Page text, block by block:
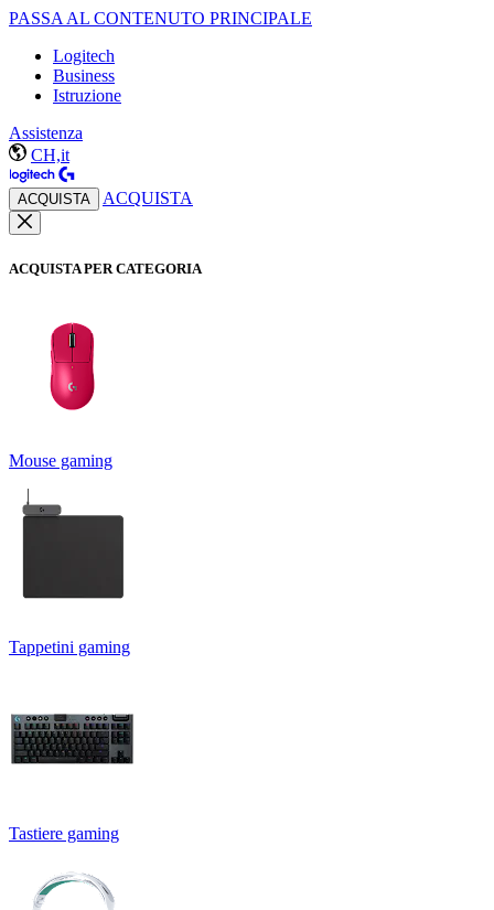
PASSA AL CONTENUTO PRINCIPALE
Logitech
Business
Istruzione
Assistenza
CH,it
ACQUISTA ACQUISTA
ACQUISTA PER CATEGORIA
Mouse gaming
Tappetini gaming
Tastiere gaming